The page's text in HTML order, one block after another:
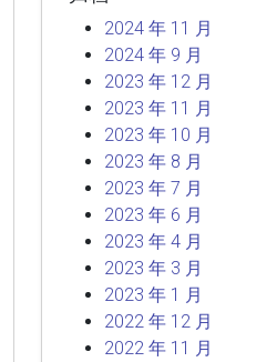
2024 年 11 月
2024 年 9 月
2023 年 12 月
2023 年 11 月
2023 年 10 月
2023 年 8 月
2023 年 7 月
2023 年 6 月
2023 年 4 月
2023 年 3 月
2023 年 1 月
2022 年 12 月
2022 年 11 月